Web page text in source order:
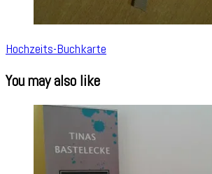
Hochzeits-Buchkarte
You may also like